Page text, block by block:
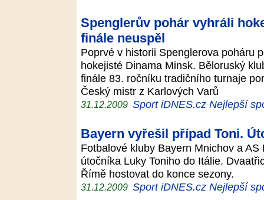
Spenglerův pohár vyhráli
finále neuspěl
Poprvé v historii Spenglerova poháru
hokejisté Dinama Minsk. Běloruský
finále 83. ročníku tradičního turnaje
Český mistr z Karlových Varů
31.12.2009 Sport iDNES.cz Nejlepší
Bayern vyřešil případ Toni.
Fotbalové kluby Bayern Mnichov a
útočníka Luky Toniho do Itálie.
Římě hostovat do konce sezony.
31.12.2009 Sport iDNES.cz Nejlepší